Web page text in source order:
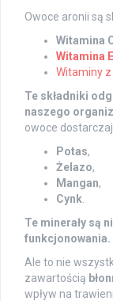
Owoce aronii są
Witamina
Witamina E
Witaminy z
Te składniki
naszego
owoce
Potas,
Żelazo,
Mangan,
Cynk
Te minerały są
funkcjonowania.
Ale to nie
zawartością
wpływ na